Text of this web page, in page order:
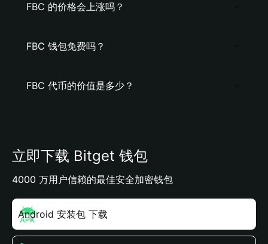
FBC 的价格会上涨吗？
FBC 钱包免费吗？
FBC 代币的价值是多少？
立即下载 Bitget 钱包
4000 万用户信赖的最佳安全加密钱包
Android 安装包 下载